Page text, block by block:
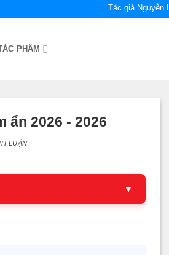
Tác giả Nguyễn
PHẨM
ẩn 2026 - 2026
LUẬN
▼